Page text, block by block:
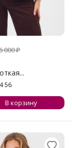
000₽
56
В корзину